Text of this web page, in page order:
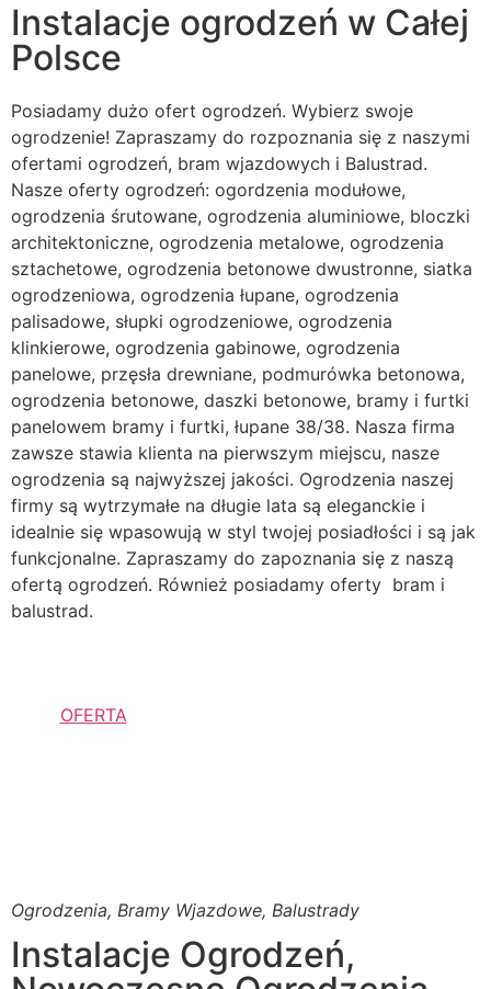
Instalacje ogrodzeń w Całej
Polsce
Posiadamy dużo ofert ogrodzeń. Wybierz swoje
ogrodzenie! Zapraszamy do rozpoznania się z naszymi
ofertami ogrodzeń, bram wjazdowych i Balustrad.
Nasze oferty ogrodzeń: ogordzenia modułowe,
ogrodzenia śrutowane, ogrodzenia aluminiowe, bloczki
architektoniczne, ogrodzenia metalowe, ogrodzenia
sztachetowe, ogrodzenia betonowe dwustronne, siatka
ogrodzeniowa, ogrodzenia łupane, ogrodzenia
palisadowe, słupki ogrodzeniowe, ogrodzenia
klinkierowe, ogrodzenia gabinowe, ogrodzenia
panelowe, przęsła drewniane, podmurówka betonowa,
ogrodzenia betonowe, daszki betonowe, bramy i furtki
panelowem bramy i furtki, łupane 38/38. Nasza firma
zawsze stawia klienta na pierwszym miejscu, nasze
ogrodzenia są najwyższej jakości. Ogrodzenia naszej
firmy są wytrzymałe na długie lata są eleganckie i
idealnie się wpasowują w styl twojej posiadłości i są jak
funkcjonalne. Zapraszamy do zapoznania się z naszą
ofertą ogrodzeń. Również posiadamy oferty bram i
balustrad.
OFERTA
Ogrodzenia, Bramy Wjazdowe, Balustrady
Instalacje Ogrodzeń,